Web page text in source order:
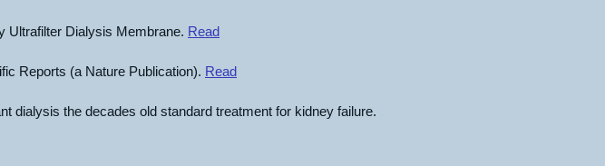
Ultrafilter Dialysis Membrane. Read
Reports (a Nature Publication). Read
dialysis the decades old standard treatment for kidney failure.